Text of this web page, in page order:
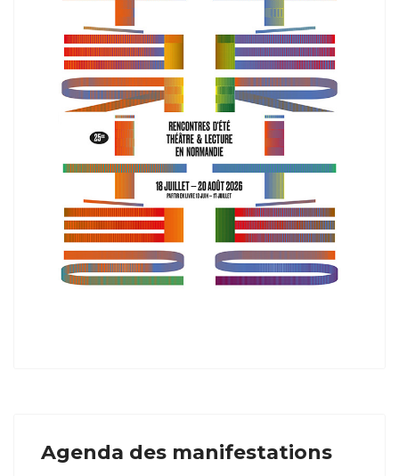
Agenda des manifestations